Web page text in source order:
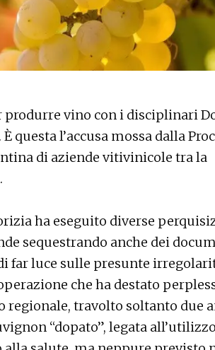
vino con i disciplinari
questa l’accusa mossa dalla
di aziende vitivinicole tra la
ha eseguito diverse
sequestrando anche dei
far luce sulle presunte
che ha destato
travolto soltanto due
“dopato”, legata